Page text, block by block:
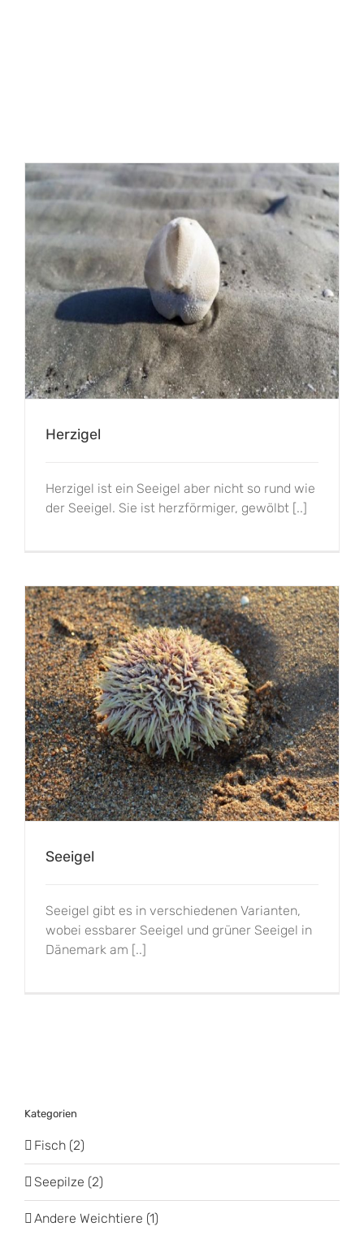
Herzigel
Seeigel
Herzigel
Herzigel ist ein Seeigel aber nicht so rund wie
der Seeigel. Sie ist herzförmiger, gewölbt [..]
Seeigel
Seeigel
Seeigel
Seeigel gibt es in verschiedenen Varianten,
wobei essbarer Seeigel und grüner Seeigel in
Dänemark am [..]
Kategorien
Fisch (2)
Seepilze (2)
Andere Weichtiere (1)